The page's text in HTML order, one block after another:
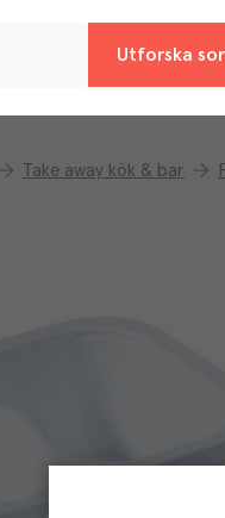
Utforska
Take away kök & bar